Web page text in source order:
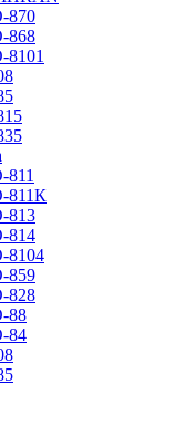
870
868
8101
811
811К
813
814
8104
859
828
88
84